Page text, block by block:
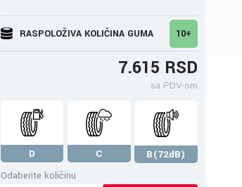
RASPOLOŽIVA KOLIČINA GUMA 10+
7.615 RSD
sa PDV-om
D C
B(72dB)
Odaberite količinu